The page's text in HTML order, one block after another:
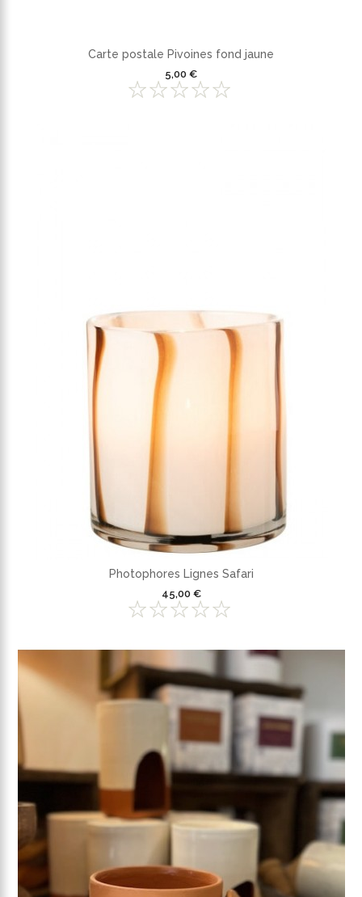
Carte postale Pivoines fond jaune
5,00 €
Photophores Lignes Safari
45,00 €